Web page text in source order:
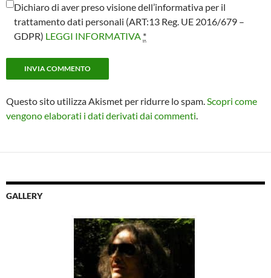
Dichiaro di aver preso visione dell’informativa per il
trattamento dati personali (ART:13 Reg. UE 2016/679 –
GDPR) LEGGI INFORMATIVA *
Questo sito utilizza Akismet per ridurre lo spam. Scopri come
vengono elaborati i dati derivati dai commenti
GALLERY